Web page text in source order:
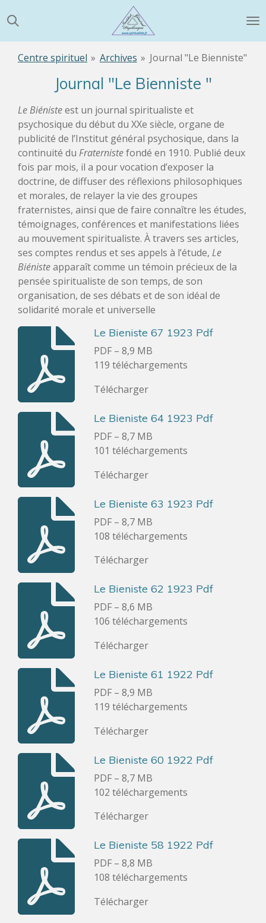
au
contenu
principal
Centre spirituel » Archives » Journal "Le Bienniste"
Journal "Le Bienniste "
Le Biénisteest un journal spiritualiste et
psychosique du début du XXe siècle, organe de
publicité de l’Institut général psychosique, dans la
continuité du Fraternistefondé en 1910. Publié deux
fois par mois, il a pour vocation d’exposer la
doctrine, de diffuser des réflexions philosophiques
et morales, de relayer la vie des groupes
fraternistes, ainsi que de faire connaître les études,
témoignages, conférences et manifestations liées
au mouvement spiritualiste. À travers ses articles,
ses comptes rendus et ses appels à l’étude, Le
Biénisteapparaît comme un témoin précieux de la
pensée spiritualiste de son temps, de son
organisation, de ses débats et de son idéal de
solidarité morale et universelle
Le Bieniste 67 1923 Pdf
PDF – 8,9 MB
119 téléchargements
Télécharger
Le Bieniste 64 1923 Pdf
PDF – 8,7 MB
101 téléchargements
Télécharger
Le Bieniste 63 1923 Pdf
PDF – 8,7 MB
108 téléchargements
Télécharger
Le Bieniste 62 1923 Pdf
PDF – 8,6 MB
106 téléchargements
Télécharger
Le Bieniste 61 1922 Pdf
PDF – 8,9 MB
119 téléchargements
Télécharger
Le Bieniste 60 1922 Pdf
PDF – 8,7 MB
102 téléchargements
Télécharger
Le Bieniste 58 1922 Pdf
PDF – 8,8 MB
108 téléchargements
Télécharger